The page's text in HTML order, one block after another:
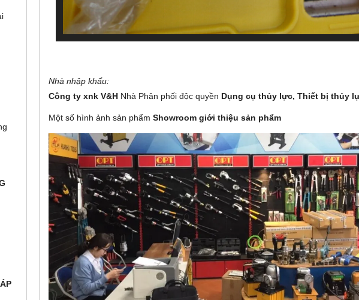
Nhà nhập khẩu:
Công ty xnk V&H Nhà Phân phối độc quyền Dụng cụ thủy lực, Thiết bị thủy
Một số hình ảnh sản phẩm Showroom giới thiệu sản phẩm